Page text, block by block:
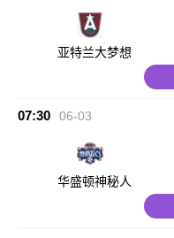
亚特兰大梦想
07:30 06-03
华盛顿神秘人